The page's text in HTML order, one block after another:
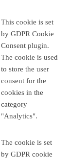
This cookie is set
by GDPR Cookie
Consent plugin.
The cookie is used
to store the user
consent for the
cookies in the
category
"Analytics".
The cookie is set
by GDPR cookie